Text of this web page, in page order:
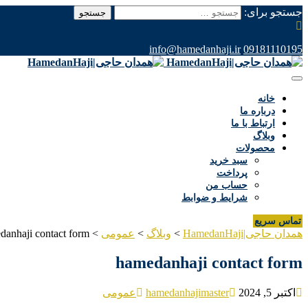
جستجو برای:
09181110195
info@hamedanhaji.ir
خانه
درباره ما
ارتباط با ما
وبلاگ
محصولات
سبد خرید
پرداخت
حساب من
شرایط و ضوابط
تماس سریع
همدان حاجی|HamedanHaji > وبلاگ > عمومی >
contact form
hamedanhaji contact form
اکتبر 5, 2024 hamedanhajimaster عمومی